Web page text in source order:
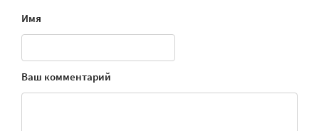
Имя
Ваш комментарий